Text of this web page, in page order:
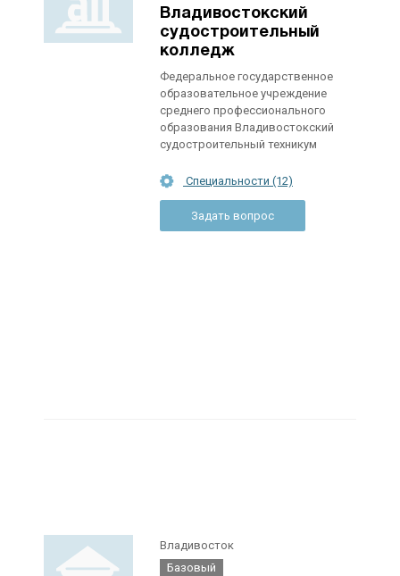
Владивостокский
судостроительный
колледж
Федеральное государственное
образовательное учреждение
среднего профессионального
образования Владивостокский
судостроительный техникум
Специальности (12)
Задать вопрос
Владивосток
Базовый